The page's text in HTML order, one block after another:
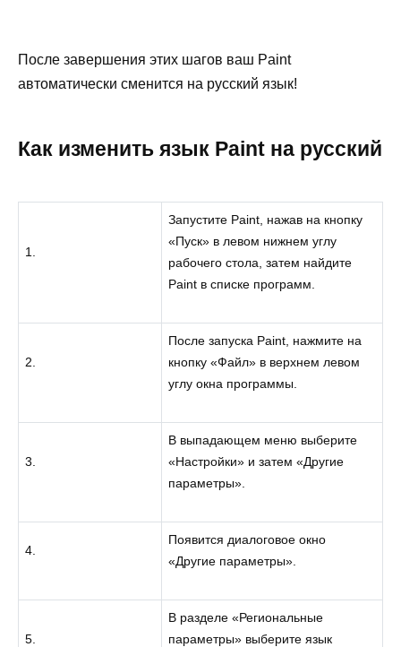
После завершения этих шагов ваш Paint
автоматически сменится на русский язык!
Как изменить язык Paint на русский
1.
Запустите Paint, нажав на кнопку
«Пуск» в левом нижнем углу
рабочего стола, затем найдите
Paint в списке программ.
2.
После запуска Paint, нажмите на
кнопку «Файл» в верхнем левом
углу окна программы.
3.
В выпадающем меню выберите
«Настройки» и затем «Другие
параметры».
4.
Появится диалоговое окно
«Другие параметры».
5.
В разделе «Региональные
параметры» выберите язык